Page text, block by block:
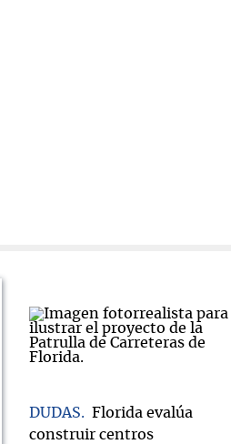
DUDAS
Florida evalúa
construir centros